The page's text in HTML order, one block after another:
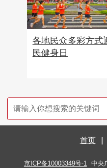
各地民众多彩方式
民健身日
首页
京ICP备10003349号-1 中央